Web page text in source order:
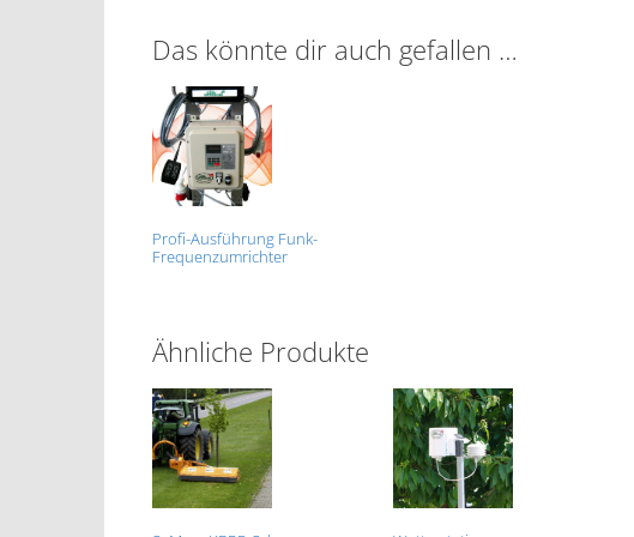
Das könnte dir auch gefallen …
Profi-Ausführung Funk-
Frequenzumrichter
Ähnliche Produkte